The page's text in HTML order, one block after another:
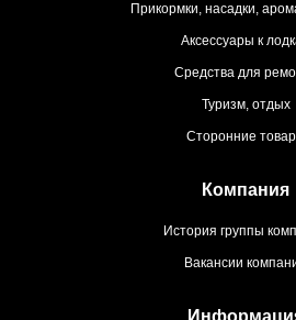
Прикормки, насадки,
Аксессуары к
Средства для
Туризм, отдых
Сторонние
Компания
История группы
Вакансии